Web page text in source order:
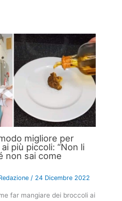
migliore per
più piccoli: “Non li
non sai come
/ 24 Dicembre 2022
far mangiare dei broccoli ai